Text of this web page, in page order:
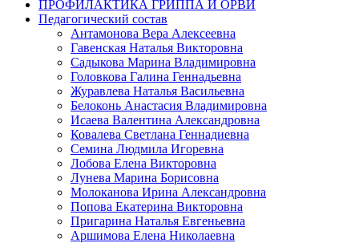
ПРОФИЛАКТИКА ГРИППА И ОРВИ
Педагогический состав
Антамонова Вера Алексеевна
Гавенская Наталья Викторовна
Садыкова Марина Владимировна
Головкова Галина Геннадьевна
Журавлева Наталья Васильевна
Белоконь Анастасия Владимировна
Исаева Валентина Александровна
Ковалева Светлана Геннадиевна
Семина Людмила Игоревна
Лобова Елена Викторовна
Лунева Марина Борисовна
Молоканова Ирина Александровна
Попова Екатерина Викторовна
Пригарина Наталья Евгеньевна
Аршимова Елена Николаевна